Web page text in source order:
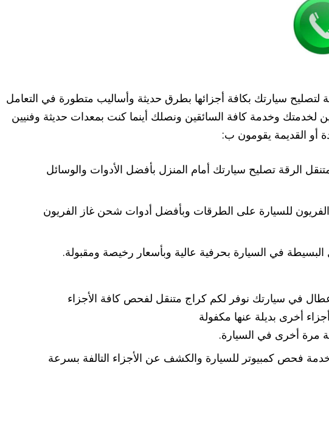
سيارتك بكافة أجزائها بطرق حديثة وأساليب متطورة في التعامل
لخدمتك وخدمة كافة السائقين ونصلك أينما كنت بمعدات حديثة وفنيين
أو القديمة يقومون ب:
الرقة تصليح سيارتك أمام المنزل بأفضل الأدوات والوسائل
للسيارة على الطرقات وبأفضل أدوات شحن غاز الفريون
البسيطة في السيارة بحرفية عالية وبأسعار رخيصة ومقبولة.
في سيارتك نوفر لكم كراج متنقل لفحص كافة الأجزاء
أخرى بديلة عنها مكفولة
مرة أخرى في السيارة.
فحص كمبيوتر للسيارة والكشف عن الأجزاء التالفة بسرعة